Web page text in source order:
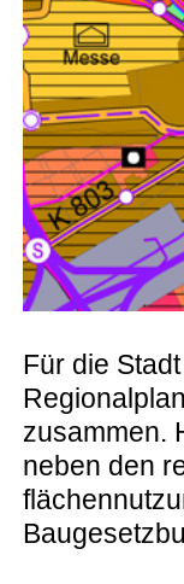
Für die
zusammen.
neben den